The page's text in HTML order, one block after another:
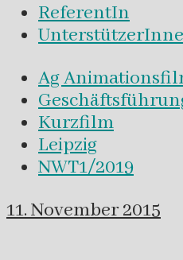
ReferentIn
Ag
Kurzfilm
Leipzig
NWT1/2019
11. November 2015